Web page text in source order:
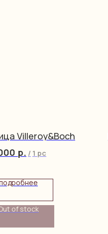
Villeroy&Boch
р. / 1 pc
of stock